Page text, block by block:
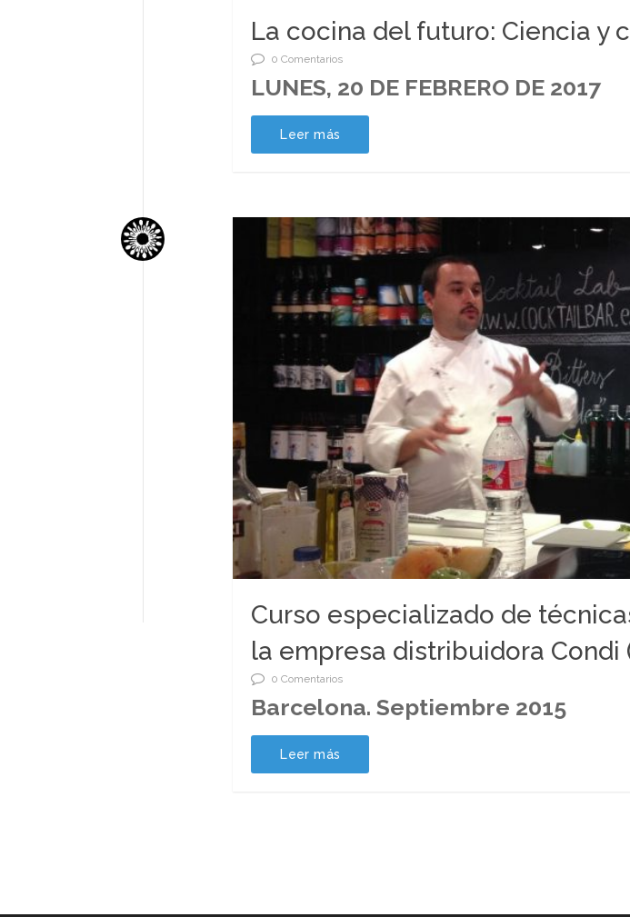
La cocina del futuro: Ciencia y
0 Comentarios
LUNES, 20 DE FEBRERO DE 2017
Leer más
Curso especializado de
la empresa distribuidora Condi
0 Comentarios
Barcelona. Septiembre 2015
Leer más